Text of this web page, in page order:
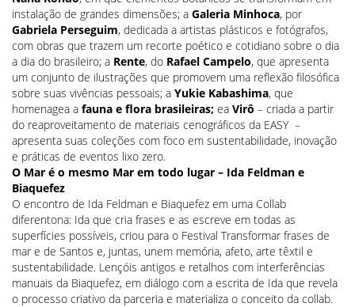
instalação de grandes dimensões; a Galeria Minhoca, por
Gabriela Perseguim, dedicada a artistas plásticos e fotógrafos,
com obras que trazem um recorte poético e cotidiano sobre o dia
a dia do brasileiro; a Rente, do Rafael Campelo, que apresenta
um conjunto de ilustrações que promovem uma reflexão filosófica
sobre suas vivências pessoais; a Yukie Kabashima, que
homenagea a fauna e flora brasileiras; ea Virô – criada a partir
do reaproveitamento de materiais cenográficos da EASY –
apresenta suas coleções com foco em sustentabilidade, inovação
e práticas de eventos lixo zero.
O Mar é o mesmo Mar em todo lugar – Ida Feldman e
Biaquefez
O encontro de Ida Feldman e Biaquefez em uma Collab
diferentona: Ida que cria frases e as escreve em todas as
superfícies possíveis, criou para o Festival Transformar frases de
mar e de Santos e, juntas, unem memória, afeto, arte têxtil e
sustentabilidade. Lençóis antigos e retalhos com interferências
manuais da Biaquefez, em diálogo com a escrita de Ida que revela
o processo criativo da parceria e materializa o conceito da collab.